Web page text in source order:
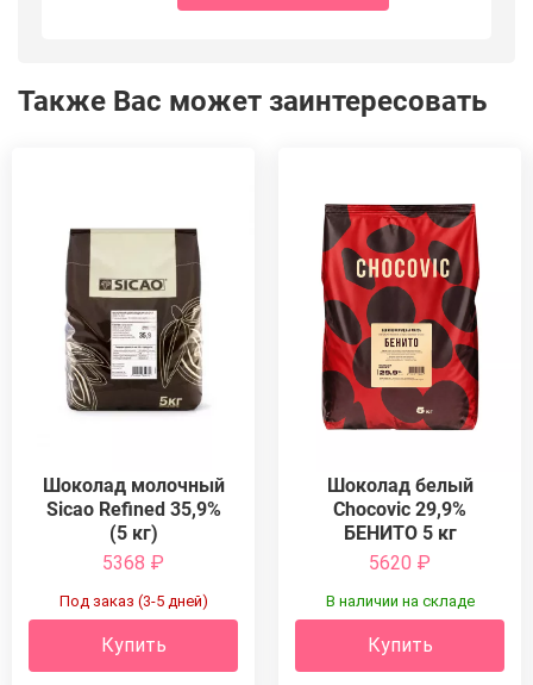
Также Вас может заинтересовать
Шоколад молочный
Sicao Refined 35,9%
(5 кг)
5368 ₽
Под заказ (3-5 дней)
Купить
Шоколад белый
Chocovic 29,9%
БЕНИТО 5 кг
5620 ₽
В наличии на складе
Купить